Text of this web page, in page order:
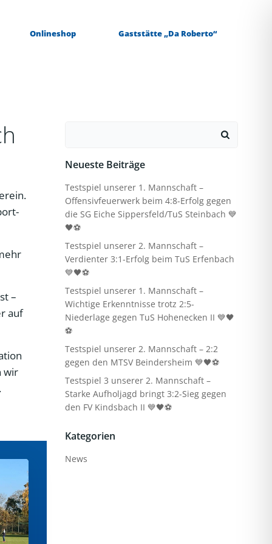
Onlineshop Gaststätte „Da Roberto“
–
auf
wir
Neueste Beiträge
Testspiel unserer 1. Mannschaft –
Offensivfeuerwerk beim 4:8-Erfolg gegen
die SG Eiche Sippersfeld/TuS Steinbach 💙
🖤⚽
Testspiel unserer 2. Mannschaft –
Verdienter 3:1-Erfolg beim TuS Erfenbach
💙🖤⚽
Testspiel unserer 1. Mannschaft –
Wichtige Erkenntnisse trotz 2:5-
Niederlage gegen TuS Hohenecken II 💙🖤
⚽
Testspiel unserer 2. Mannschaft – 2:2
gegen den MTSV Beindersheim 💙🖤⚽
Testspiel 3 unserer 2. Mannschaft –
Starke Aufholjagd bringt 3:2-Sieg gegen
den FV Kindsbach II 💙🖤⚽
Kategorien
News